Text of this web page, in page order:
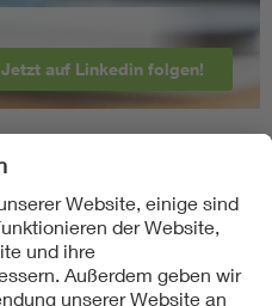
Jetzt auf Linkedin folgen!